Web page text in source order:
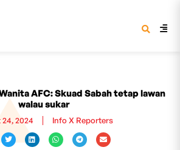
AFC: Skuad Sabah tetap lawan
walau sukar
2024 Info X Reporters